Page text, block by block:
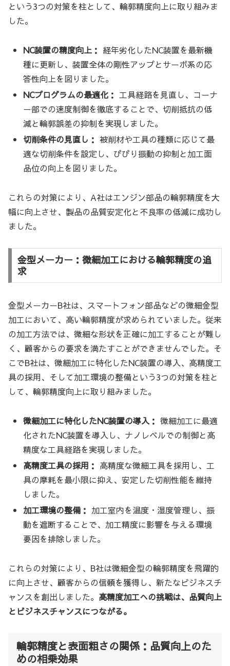
という3つの対策を柱として、輪郭精度向上に取り組みま
した。
NC装置の精度向上： 経年劣化したNC装置を最新機
種に更新し、装置全体の剛性アップとサーボ系の応
答性向上を図りました。
NCプログラムの最適化： 工具経路を見直し、コーナ
ー部での速度制御を徹底することで、切削抵抗の低
減と輪郭誤差の抑制を実現しました。
切削条件の見直し： 被削材や工具の種類に応じて最
適な切削条件を設定し、びびり振動の抑制と加工面
品位の向上を図りました。
これらの対策により、A社はエンジン部品の輪郭精度を大
幅に向上させ、製品の品質安定化と不良率の低減に成功し
ました。
金型メーカー：微細加工における輪郭精度の追
求
金型メーカーB社は、スマートフォン部品などの微細金型
加工において、高い輪郭精度が求められていました。従来
の加工方法では、微細な形状を正確に加工することが難し
く、顧客からの要求を満たすことができませんでした。そ
こでB社は、微細加工に特化したNC装置の導入、高精度工
具の採用、そして加工環境の整備という3つの対策を柱と
して、輪郭精度向上に取り組みました。
微細加工に特化したNC装置の導入： 微細加工に最適
化されたNC装置を導入し、ナノレベルでの制御と高
精度な工具経路を実現しました。
高精度工具の採用： 高精度な微細工具を採用し、工
具の摩耗を最小限に抑え、安定した切削性能を維持
しました。
加工環境の整備： 加工室内を温度・湿度管理し、振
動を遮断することで、加工精度に影響を与える環境
要因を排除しました。
これらの対策により、B社は微細金型の輪郭精度を飛躍的
に向上させ、顧客からの信頼を獲得し、新たなビジネスチ
ャンスを創出しました。 高精度加工への挑戦は、品質向上
とビジネスチャンスにつながる。
輪郭精度と表面粗さの関係：品質向上のた
めの相乗効果